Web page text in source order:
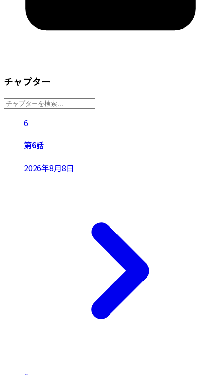
チャプター
6
第6話
2026年8月8日